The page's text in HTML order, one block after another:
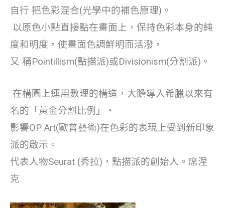
自行 把色彩混合(光學中的補色原理)。
以原色小點直接點在畫面上，保持色彩本身的純
度和明度，使畫面色調鮮明而活潑，
又 稱Pointillism(點描派)或Divisionism(分割派)。
在構圖上運用數理的構造，大膽導入希臘以來有
名的「黃金分割比例」‧
影響OP Art(歐普藝術)在色彩的表現上受到新印象
派的啟示。
代表人物Seurat (秀拉)，點描派的創始人。席涅
克